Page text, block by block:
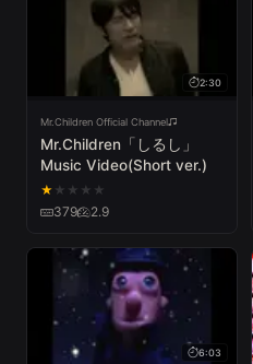
2:30
Mr.Children Official Channel
Mr.Children「しるし」
Music Video(Short ver.)
★ ★ ★ ★ ★
379 2.9
6:03